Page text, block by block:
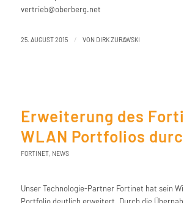
vertrieb@oberberg.net
25. AUGUST 2015 / VON DIRK ZURAWSKI
Erweiterung des
WLAN Portfolios
FORTINET, NEWS
Unser Technologie-Partner Fortinet hat sein